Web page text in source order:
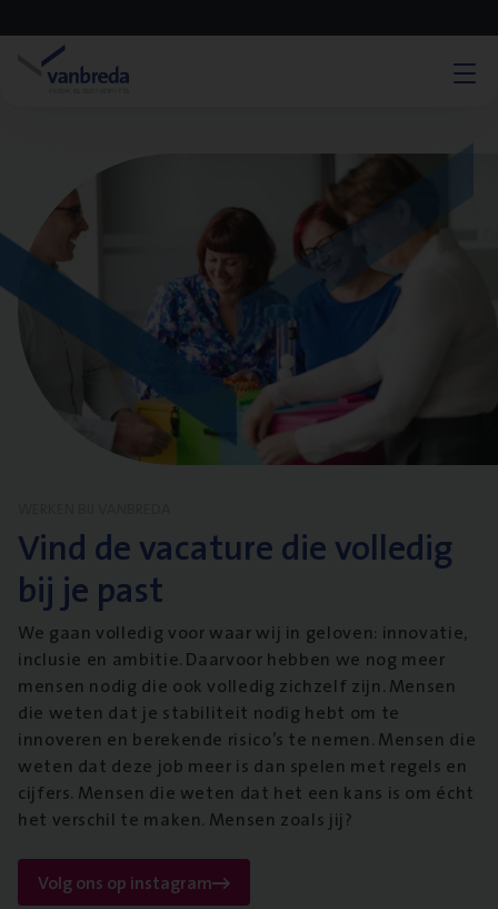
Vind de vacature die volledig
bij je past
We gaan volledig voor waar wij in geloven: innovatie,
inclusie en ambitie. Daarvoor hebben we nog meer
mensen nodig die ook volledig zichzelf zijn. Mensen
die weten dat je stabiliteit nodig hebt om te
innoveren en berekende risico’s te nemen. Mensen die
weten dat deze job meer is dan spelen met regels en
cijfers. Mensen die weten dat het een kans is om écht
het verschil te maken. Mensen zoals jij?
Volg ons op instagram